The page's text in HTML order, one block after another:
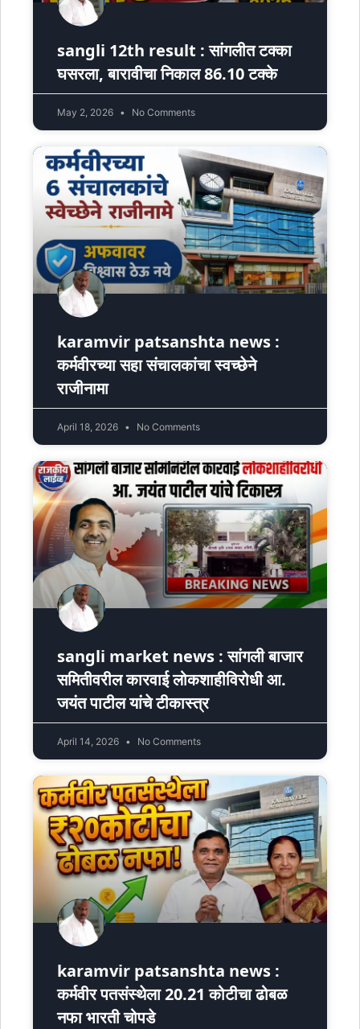
sangli 12th result : सांगलीत टक्का
घसरला, बारावीचा निकाल 86.10 टक्के
May 2, 2026 No Comments
karamvir patsanshta news :
कर्मवीरच्या सहा संचालकांचा स्वच्छेने
राजीनामा
April 18, 2026 No Comments
sangli market news : सांगली बाजार
समितीवरील कारवाई लोकशाहीविरोधी आ.
जयंत पाटील यांचे टीकास्त्र
April 14, 2026 No Comments
karamvir patsanshta news :
कर्मवीर पतसंस्थेला 20.21 कोटीचा ढोबळ
नफा भारती चोपडे